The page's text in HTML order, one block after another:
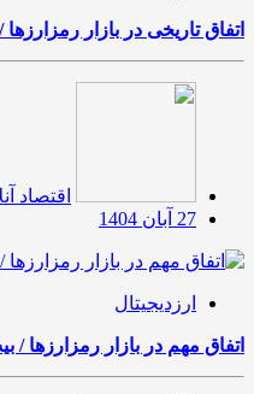
اتفاق تاریخی در بازار
اقتصاد
27 آبان 1404
ارزدیجیتال
اتفاق مهم در بازار رمزارزها /